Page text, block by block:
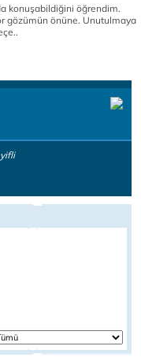
konuşabildiğini öğrendim.
gözümün önüne. Unutulmaya